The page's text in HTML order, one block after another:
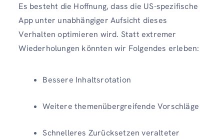
Es besteht die Hoffnung, dass die US-spezifische
App unter unabhängiger Aufsicht dieses
Verhalten optimieren wird. Statt extremer
Wiederholungen könnten wir Folgendes erleben:
Bessere Inhaltsrotation
Weitere themenübergreifende Vorschläge
Schnelleres Zurücksetzen veralteter